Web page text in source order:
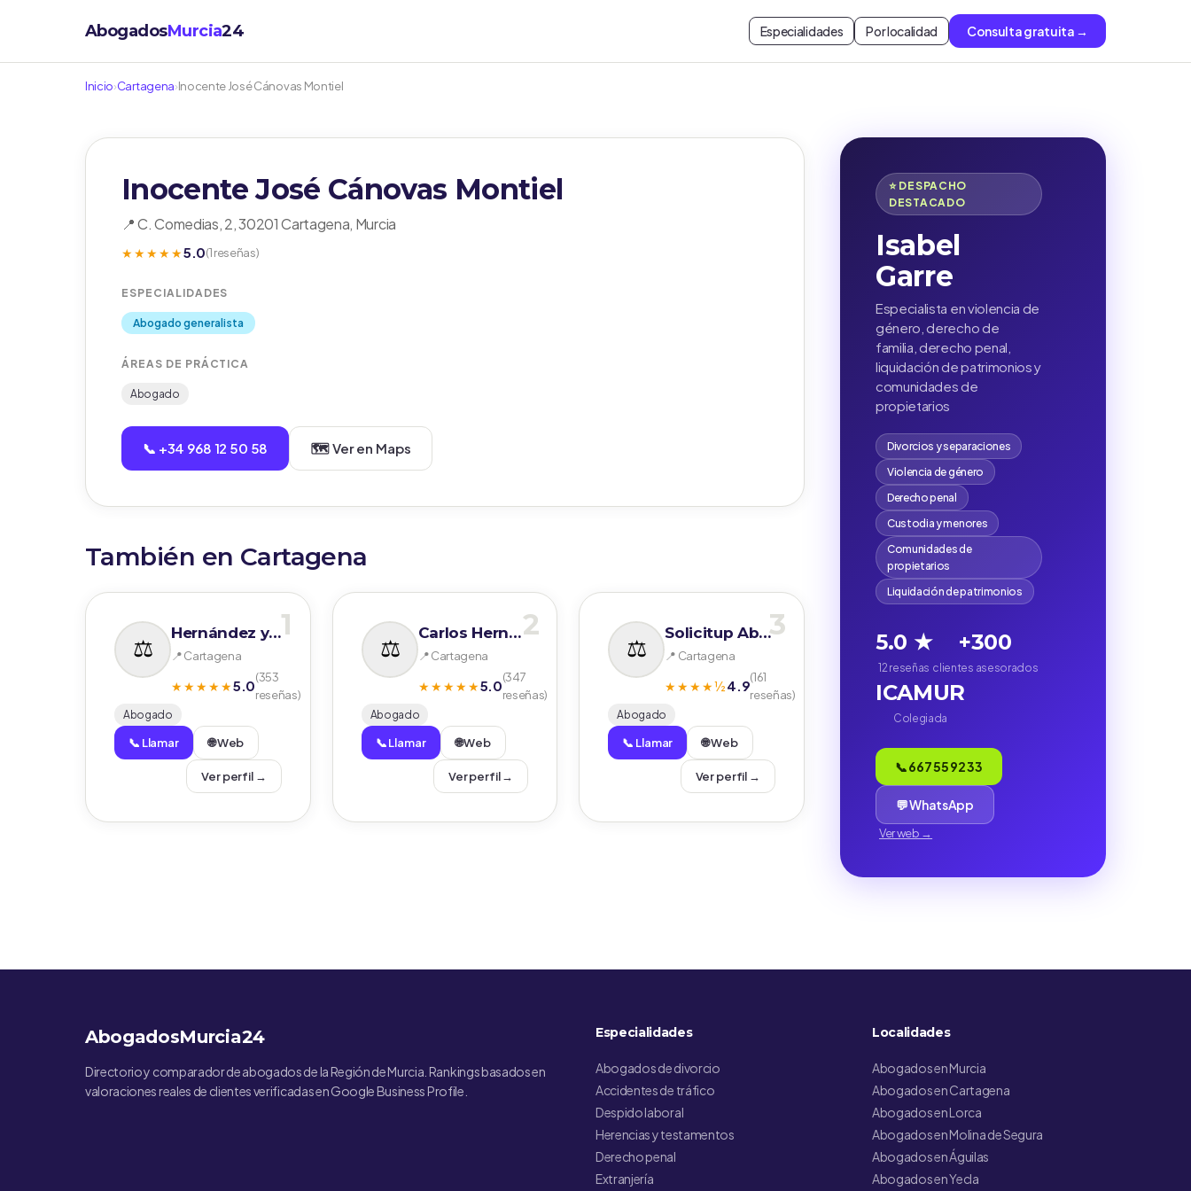
AbogadosMurcia24 Especialidades Por localidad Consulta gratuita →
Inicio›Cartagena›Inocente José Cánovas Montiel
Inocente José Cánovas Montiel
📍 C. Comedias, 2, 30201 Cartagena, Murcia
★★★★★5.0(1 reseñas)
ESPECIALIDADES
Abogado generalista
ÁREAS DE PRÁCTICA
Abogado
📞 +34 968 12 50 58 🗺️ Ver en Maps
También en Cartagena
1
Hernández y Carrasco Abogados
📍 Cartagena
★★★★★5.0(353
reseñas)
Abogado
📞 Llamar 🌐 Web
Ver perfil →
2
Carlos Hernández Pando
📍 Cartagena
★★★★★5.0(347
reseñas)
Abogado
📞 Llamar 🌐 Web
Ver perfil →
3
Solicitup Abogados- Jesús Bernadic
📍 Cartagena
★★★★½4.9(161
reseñas)
Abogado
📞 Llamar 🌐 Web
Ver perfil →
⭐ DESPACHO
DESTACADO
Isabel
Garre
Especialista en violencia de
género, derecho de
familia, derecho penal,
liquidación de patrimonios y
comunidades de
propietarios
Divorcios y separaciones
Violencia de género
Derecho penal
Custodia y menores
Comunidades de
propietarios
Liquidación de patrimonios
5.0 ★
12 reseñas
+300
clientes asesorados
ICAMUR
Colegiada
📞 667 55 92 33
💬 WhatsApp
Ver web →
AbogadosMurcia24
Directorio y comparador de abogados de la Región de Murcia. Rankings basados en
valoraciones reales de clientes verificadas en Google Business Profile.
Especialidades
Abogados de divorcio
Accidentes de tráfico
Despido laboral
Herencias y testamentos
Derecho penal
Extranjería
Localidades
Abogados en Murcia
Abogados en Cartagena
Abogados en Lorca
Abogados en Molina de Segura
Abogados en Águilas
Abogados en Yecla